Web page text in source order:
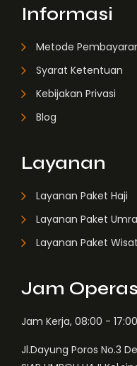
Informasi
Metode
Syarat Ketentuan
Kebijakan Privasi
Blog
Layanan
Layanan Paket Haji
Layanan Paket
Layanan Paket
Jam
Jam Kerja, 08:00 - 17:00
Jl.Dayung Poros No.3